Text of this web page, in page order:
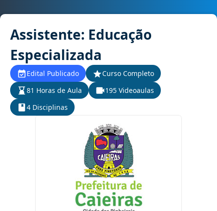
Assistente: Educação
Especializada
Edital Publicado
Curso Completo
81 Horas de Aula
195 Videoaulas
4 Disciplinas